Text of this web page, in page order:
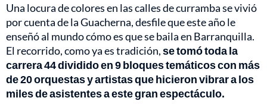
Una locura de colores en las calles de curramba se vivió
por cuenta de la Guacherna, desfile que este año le
enseñó al mundo cómo es que se baila en Barranquilla.
El recorrido, como ya es tradición,se tomó toda la
carrera 44 dividido en 9 bloques temáticos con más
de 20 orquestas y artistas que hicieron vibrar a los
miles de asistentes a este gran espectáculo.